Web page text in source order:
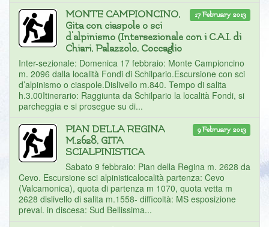
17 February 2013
MONTE CAMPIONCINO,
Gita con ciaspole o sci
d'alpinismo (Intersezionale con i C.A.I. di
Chiari, Palazzolo, Coccaglio
Inter-sezionale: Domenica 17 febbraio: Monte Campioncino
m. 2096 dalla località Fondi di Schilpario.Escursione con sci
d’alpinismo o ciaspole.Dislivello m.840. Tempo di salita
h.3.00Itinerario: Raggiunta da Schilpario la località Fondi, si
parcheggia e si prosegue su di...
9 February 2013
PIAN DELLA REGINA
M.2628, GITA
SCIALPINISTICA
Sabato 9 febbraio: Pian della Regina m. 2628 da
Cevo. Escursione sci alpinisticalocalità partenza: Cevo
(Valcamonica), quota di partenza m 1070, quota vetta m
2628 dislivello di salita m.1558- difficoltà: MS esposizione
preval. in discesa: Sud Bellissima...